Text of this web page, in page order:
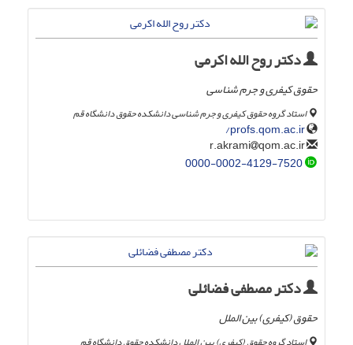
دکتر روح الله اکرمی
حقوق کیفری و جرم شناسی
استاد گروه حقوق کیفری و جرم شناسی دانشکده حقوق دانشگاه قم
profs.qom.ac.ir/
qom.ac.ir
0000-0002-4129-7520
دکتر مصطفی فضائلی
حقوق (کیفری) بین الملل